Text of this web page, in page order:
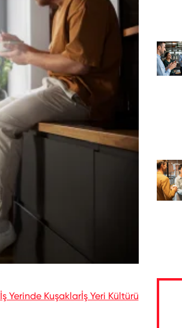
İş Yerinde Kuşaklarİş Yeri Kültürü